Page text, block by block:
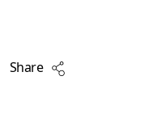
Share